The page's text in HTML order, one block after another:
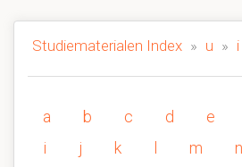
Studiematerialen Index » u » i
a b c d e
i
j k m n